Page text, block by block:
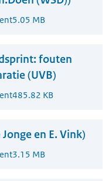
5.05 MB
fouten
(UVB)
485.82 KB
en E. Vink)
3.15 MB